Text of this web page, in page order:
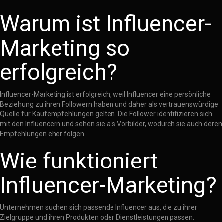
Warum ist Influencer-
Marketing so
erfolgreich?
Influencer-Marketing ist erfolgreich, weil Influencer eine persönliche
Beziehung zu ihren Followern haben und daher als vertrauenswürdige
Quelle für Kaufempfehlungen gelten. Die Follower identifizieren sich
mit den Influencern und sehen sie als Vorbilder, wodurch sie auch deren
Empfehlungen eher folgen.
Wie funktioniert
Influencer-Marketing?
Unternehmen suchen sich passende Influencer aus, die zu ihrer
Zielgruppe und ihren Produkten oder Dienstleistungen passen.